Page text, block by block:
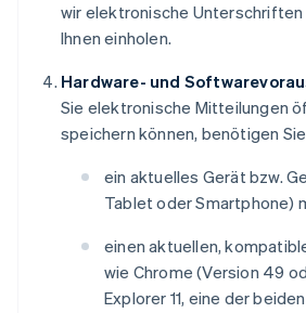
wir elektronische Unterschriften
Ihnen einholen.
Hardware- und
Sie elektronische Mitteilungen
speichern können, benötigen
ein aktuelles Gerät bzw.
Tablet oder Smartphone)
einen aktuellen,
wie Chrome (Version 49
Explorer 11, eine der